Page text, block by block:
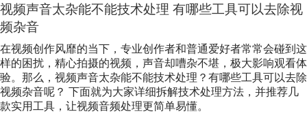
视频声音太杂能不能技术处理 有哪些工具可以去除视
频杂音
在视频创作风靡的当下，专业创作者和普通爱好者常常会碰到这
样的困扰，精心拍摄的视频，声音却嘈杂不堪，极大影响观看体
验。那么，视频声音太杂能不能技术处理？有哪些工具可以去除
视频杂音呢？ 下面就为大家详细拆解技术处理方法，并推荐几
款实用工具，让视频音频处理更简单易懂。